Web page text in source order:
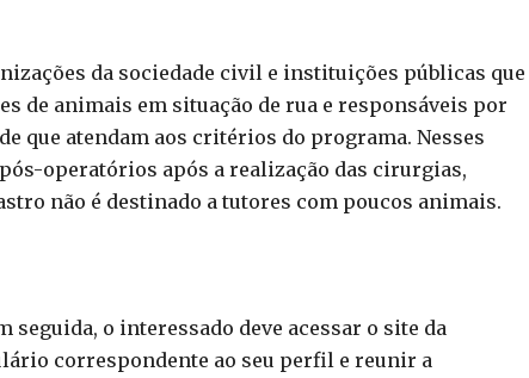
da sociedade civil e instituições públicas que
de animais em situação de rua e responsáveis por
que atendam aos critérios do programa. Nesses
operatórios após a realização das cirurgias,
não é destinado a tutores com poucos animais.
seguida, o interessado deve acessar o site da
correspondente ao seu perfil e reunir a